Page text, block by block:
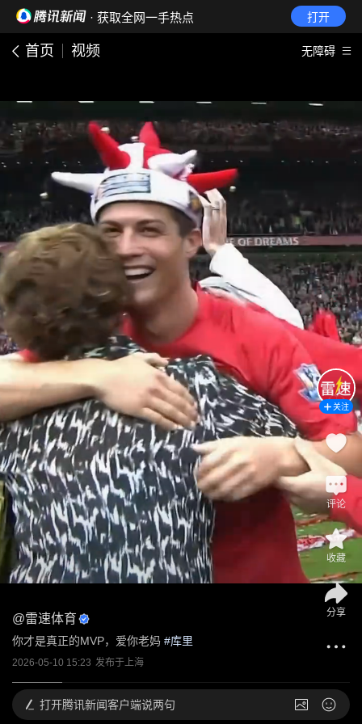
· 获取全网一手热点 打开
首页 视频 无障碍
@雷速体育
你才是真正的MVP，爱你老妈 #库里
2026-05-10 15:23 发布于上海
关注
评论
收藏
分享
打开腾讯新闻客户端说两句